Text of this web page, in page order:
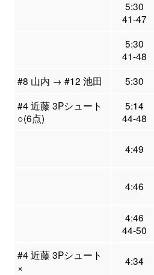
5:30
41-47
5:30
41-48
#8 山内 → #12 池田
5:30
#4 近藤 3Pシュート
○(6点)
5:14
44-48
4:49
4:46
4:46
44-50
#4 近藤 3Pシュート
×
4:34